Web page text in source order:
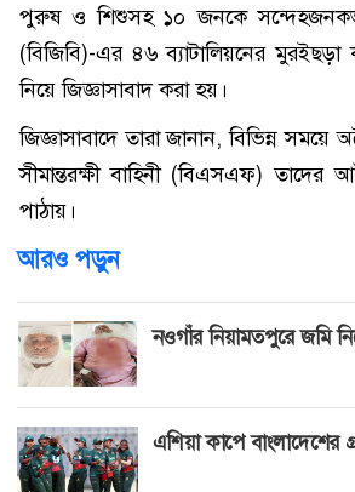
পুরুষ ও শিশুসহ ১০ জনকে
(বিজিবি)-এর ৪৬ ব্যাটালিয়নের
নিয়ে জিজ্ঞাসাবাদ করা হয়।
জিজ্ঞাসাবাদে তারা জানান, বিভিন্ন
সীমান্তরক্ষী বাহিনী (বিএসএফ) তাদের
পাঠায়।
আরও পড়ুন
নওগাঁর নিয়ামতপুরে জমি
এশিয়া কাপে বাংলাদেশের